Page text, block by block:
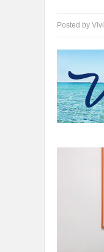
Posted by